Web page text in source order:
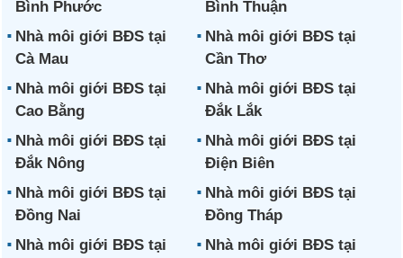
Bình Phước
Bình Thuận
Nhà môi giới BĐS tại
Cà Mau
Nhà môi giới BĐS tại
Cần Thơ
Nhà môi giới BĐS tại
Cao Bằng
Nhà môi giới BĐS tại
Đắk Lắk
Nhà môi giới BĐS tại
Đắk Nông
Nhà môi giới BĐS tại
Điện Biên
Nhà môi giới BĐS tại
Đồng Nai
Nhà môi giới BĐS tại
Đồng Tháp
Nhà môi giới BĐS tại
Nhà môi giới BĐS tại